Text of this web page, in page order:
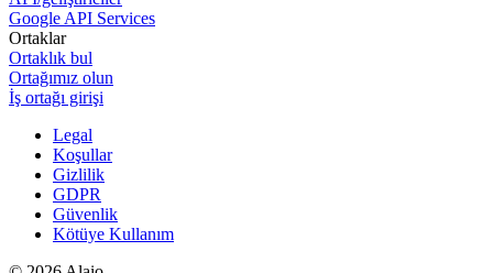
Google API Services
Ortaklar
Ortaklık bul
Ortağımız olun
İş ortağı girişi
Legal
Koşullar
Gizlilik
GDPR
Güvenlik
Kötüye Kullanım